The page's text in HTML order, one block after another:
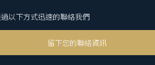
以下方式迅速的聯絡我們
留下您的聯絡資訊